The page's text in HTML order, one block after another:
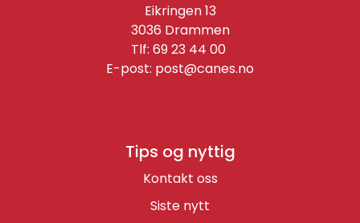
Tips og nyttig
Kontakt oss
Siste nytt
Eikringen 13
3036 Drammen
Tlf: 69 23 44 00
E-post: post@canes.no